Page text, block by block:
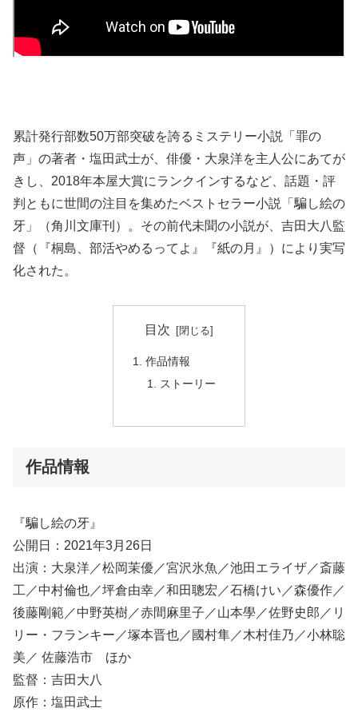
累計発行部数50万部突破を誇るミステリー小説「罪の
声」の著者・塩田武士が、俳優・大泉洋を主人公にあてが
きし、2018年本屋大賞にランクインするなど、話題・評
判ともに世間の注目を集めたベストセラー小説「騙し絵の
牙」（角川文庫刊）。その前代未聞の小説が、吉田大八監
督（『桐島、部活やめるってよ』『紙の月』）により実写
化された。
目次
作品情報
ストーリー
作品情報
『騙し絵の牙』
公開日：2021年3月26日
出演：大泉洋／松岡茉優／宮沢氷魚／池田エライザ／斎藤
工／中村倫也／坪倉由幸／和田聰宏／石橋けい／森優作／
後藤剛範／中野英樹／赤間麻里子／山本學／佐野史郎／リ
リー・フランキー／塚本晋也／國村隼／木村佳乃／小林聡
美／ 佐藤浩市 ほか
監督：吉田大八
原作：塩田武士